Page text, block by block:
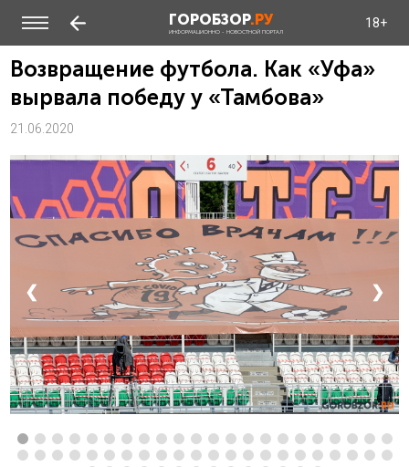
ГОРОБЗОР.РУ
ИНФОРМАЦИОННО - НОВОСТНОЙ ПОРТАЛ
18+
Возвращение футбола. Как «Уфа»
вырвала победу у «Тамбова»
21.06.2020
❮ ❯